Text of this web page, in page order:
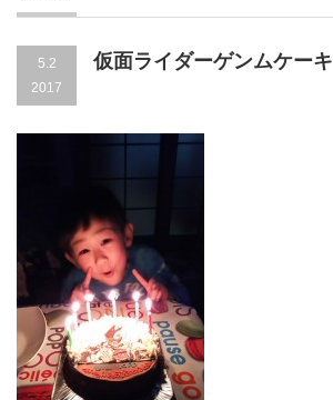
5.2
2017
仮面ライダーゲンムケーキ